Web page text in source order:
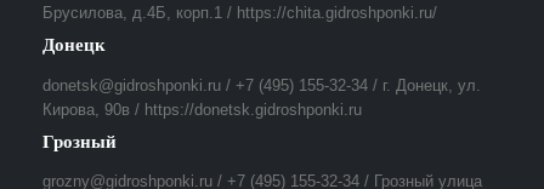
Брусилова, д.4Б, корп.1 / https://chita.gidroshponki.ru/
Донецк
donetsk@gidroshponki.ru / +7 (495) 155-32-34 / г. Донецк, ул.
Кирова, 90в / https://donetsk.gidroshponki.ru
Грозный
grozny@gidroshponki.ru / +7 (495) 155-32-34 / Грозный улица